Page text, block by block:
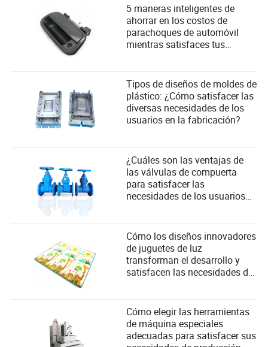
5 maneras inteligentes de
ahorrar en los costos de
parachoques de automóvil
mientras satisfaces tus
Tipos de diseños de moldes de
plástico: ¿Cómo satisfacer las
diversas necesidades de los
usuarios en la fabricación?
¿Cuáles son las ventajas de
las válvulas de compuerta
para satisfacer las
necesidades de los usuarios
Cómo los diseños innovadores
de juguetes de luz
transforman el desarrollo y
satisfacen las necesidades de
Cómo elegir las herramientas
de máquina especiales
adecuadas para satisfacer sus